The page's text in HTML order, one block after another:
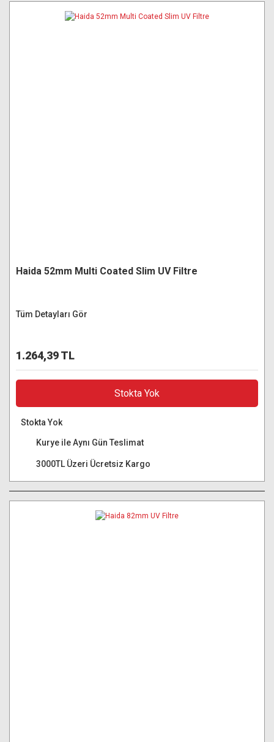
Haida 52mm Multi Coated Slim UV Filtre
Tüm Detayları Gör
1.264,39 TL
Stokta Yok
Stokta Yok
Kurye ile Aynı Gün Teslimat
3000TL Üzeri Ücretsiz Kargo